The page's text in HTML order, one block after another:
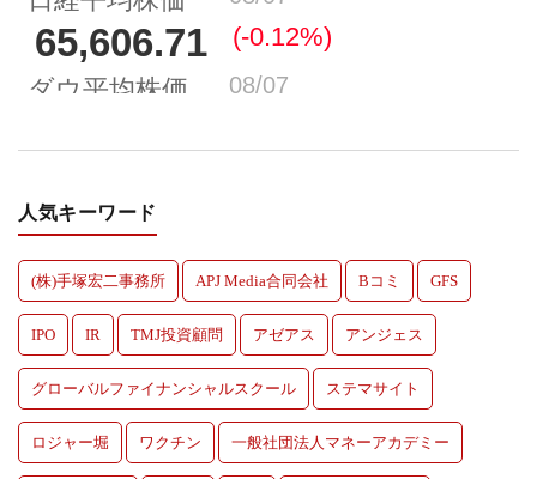
人気キーワード
(株)手塚宏二事務所 APJ Media合同会社 Bコミ GFS
IPO IR TMJ投資顧問 アゼアス アンジェス
グローバルファイナンシャルスクール ステマサイト
ロジャー堀 ワクチン 一般社団法人マネーアカデミー